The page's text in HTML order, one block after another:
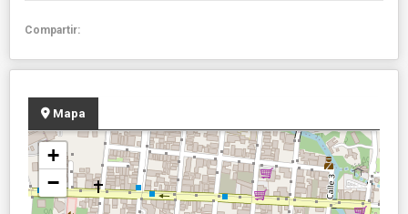
Compartir:
Mapa
+
−